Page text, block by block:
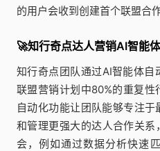
的用户会收到创建首个联盟合
🚀知行奇点达人营销AI智能
知行奇点团队通过AI智能体
联盟营销计划中80%的重复
自动化功能让团队能够专注
和管理更强大的达人合作关
会，例如通过数据分析快速